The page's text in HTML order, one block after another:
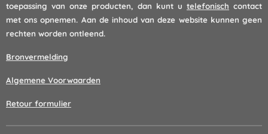
toepassing van onze producten, dan kunt u telefonisch contact
met ons opnemen. Aan de inhoud van deze website kunnen geen
rechten worden ontleend.
Bronvermelding
Algemene Voorwaarden
Retour formulier